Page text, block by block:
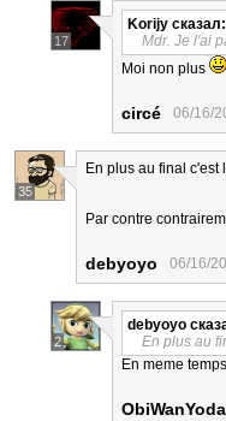
17
Korijy сказал:
Mdr. Je l'ai
Moi non plus
circé 06/16/
35
En plus au final
Par contre
debyoyo 06/16/
2
debyoyo
En plus au
En meme
ObiWanYoda